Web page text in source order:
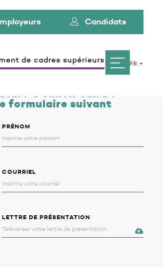
Candidats
de cadres supérieurs FR
à Simon Van De
formulaire suivant
PRÉNOM
COURRIEL
LETTRE DE PRÉSENTATION